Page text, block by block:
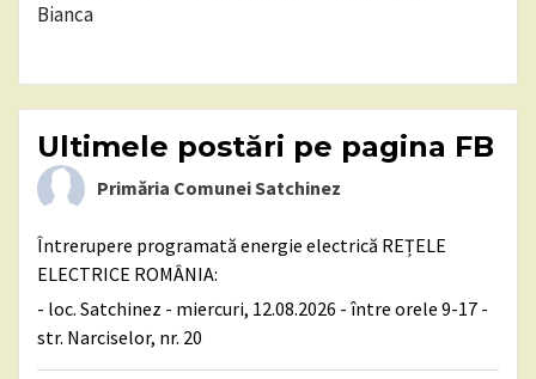
Bianca
Ultimele postări pe pagina FB
Primăria Comunei Satchinez
Întrerupere programată energie electrică REȚELE
ELECTRICE ROMÂNIA:
- loc. Satchinez - miercuri, 12.08.2026 - între orele 9-17 -
str. Narciselor, nr. 20